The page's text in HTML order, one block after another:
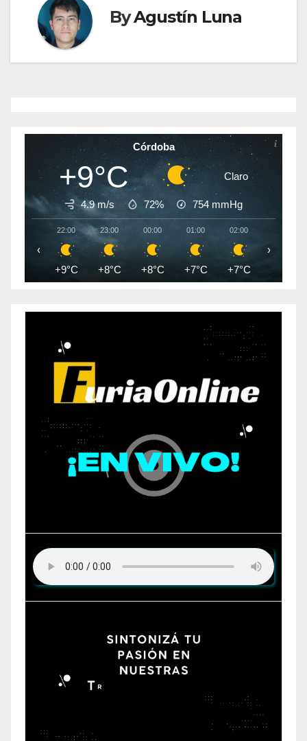
ByAgustín Luna
Córdoba
+9°C Claro
4.9 m/s 72% 754 mmHg
22:00
+9°C
23:00
+8°C
00:00
+8°C
01:00
+7°C
02:00
+7°C +7°C
‹ ›